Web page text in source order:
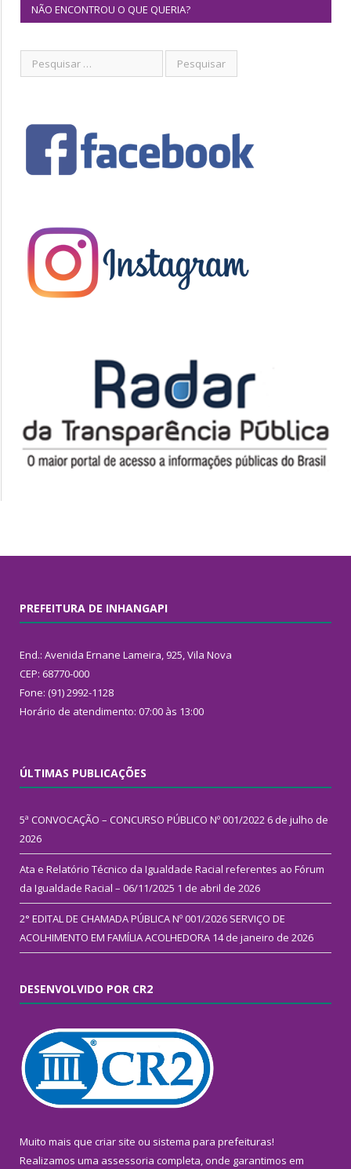
NÃO ENCONTROU O QUE QUERIA?
PREFEITURA DE INHANGAPI
End.: Avenida Ernane Lameira, 925, Vila Nova
CEP: 68770-000
Fone: (91) 2992-1128
Horário de atendimento: 07:00 às 13:00
ÚLTIMAS PUBLICAÇÕES
5ª CONVOCAÇÃO – CONCURSO PÚBLICO Nº 001/2022 6 de julho de
2026
Ata e Relatório Técnico da Igualdade Racial referentes ao Fórum
da Igualdade Racial – 06/11/2025 1 de abril de 2026
2° EDITAL DE CHAMADA PÚBLICA Nº 001/2026 SERVIÇO DE
ACOLHIMENTO EM FAMÍLIA ACOLHEDORA 14 de janeiro de 2026
DESENVOLVIDO POR CR2
Muito mais que criar site ou sistema para prefeituras!
Realizamos uma assessoria completa, onde garantimos em